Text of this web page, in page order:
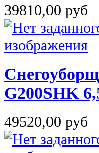
39810,00 руб
G200SHK
49520,00 руб